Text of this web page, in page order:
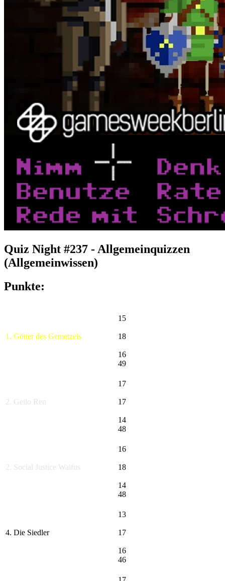
Quiz Night #237 - Allgemeinquizzen
(Allgemeinwissen)
Punkte:
1. Götter des Gemetzels
15
18
16
49
2. Geilo Ren
17
17
14
48
2. Social Justice Waifus
16
18
14
48
4. Die Siedler
13
17
16
46